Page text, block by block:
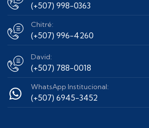
(+507) 998-0363
Chitré:
(+507) 996-4260
David:
(+507) 788-0018
WhatsApp Institucional:
(+507) 6945-3452